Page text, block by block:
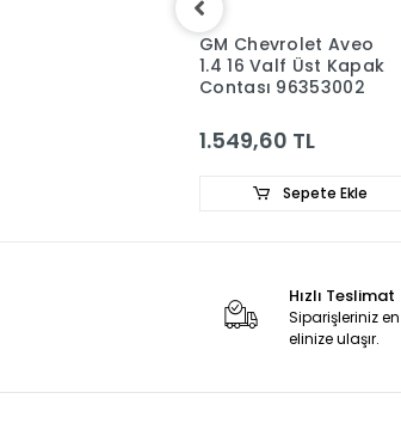
GM Chevrolet Aveo
1.4 16 Valf Üst Kapak
Contası 96353002
1.549,60 TL
Sepete Ekle
Hızlı Teslimat
Siparişleriniz
elinize ulaşır.